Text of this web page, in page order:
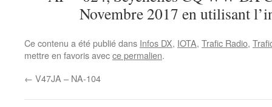
Novembre 2017 en utilisant
Ce contenu a été publié dans Infos DX, IOTA, Trafic Radio,
mettre en favoris avecce permalien.
← V47JA – NA-104